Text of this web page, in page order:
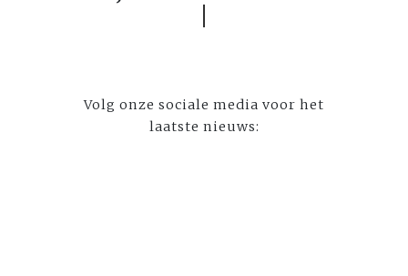
Volg onze sociale media voor het
laatste nieuws: